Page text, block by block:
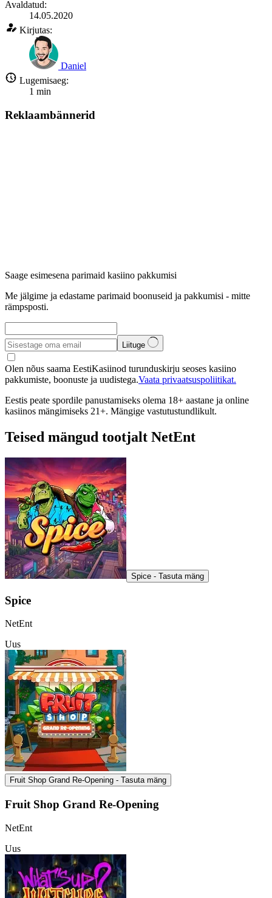
Avaldatud:
14.05.2020
Kirjutas:
Daniel
Lugemisaeg:
1 min
Reklaambännerid
Saage esimesena parimaid kasiino pakkumisi
Me jälgime ja edastame parimaid boonuseid ja pakkumisi - mitte
rämpsposti.
Liituge
Olen nõus saama EestiKasiinod turunduskirju seoses kasiino
pakkumiste, boonuste ja uudistega.Vaata privaatsuspoliitikat.
Eestis peate spordile panustamiseks olema 18+ aastane ja online
kasiinos mängimiseks 21+. Mängige vastutustundlikult.
Teised mängud tootjalt NetEnt
Spice - Tasuta mäng
Spice
NetEnt
Uus
Fruit Shop Grand Re-Opening - Tasuta mäng
Fruit Shop Grand Re-Opening
NetEnt
Uus